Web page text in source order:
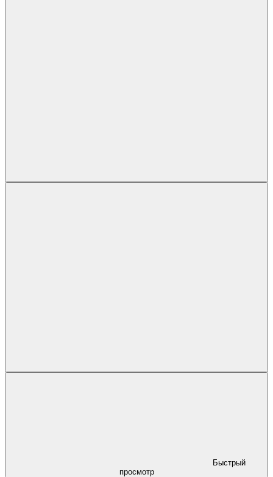
Быстрый
просмотр